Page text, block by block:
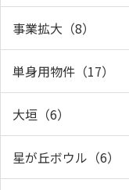
事業拡大（8）
単身用物件（17）
大垣（6）
星が丘ボウル（6）